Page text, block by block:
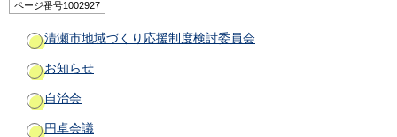
ページ番号1002927
清瀬市地域づくり応援制度検討委員会
お知らせ
自治会
円卓会議